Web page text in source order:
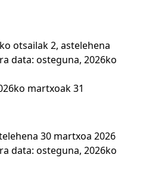
otsailak 2, astelehena
data: osteguna, 2026ko
martxoak 31
30 martxoa 2026
data: osteguna, 2026ko